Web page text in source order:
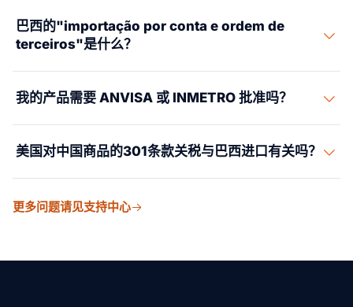
理进口）模式——由持牌巴西进口商代表外国买方行事，
处理所有税费缴纳和海关申报。当此模式符合您的需求
册进口商。税务责任经由注册进口商承担，这涉及法律和
成本方面的影响，建议您与巴西贸易律师审查确认。
进口许可证（LI）、申请任何优惠待遇时的原产地证书，
以及巴西进口商有效的 Radar Siscomex 注册。木质包装
场通用商品目录）是8位编码。前6位与 HS（协调制度）
编码一致；后2位是南方共同市场专用编码。要找到正确
的 NCM，先确定产品的 HS 6位编码，然后查询
MDIC/SECEX 的 NCM 表获取南方共同市场扩展位。实质
灰色通道查验、罚款和扣押。我们建议在首次发货前咨询
巴西的"importação por conta e ordem de
terceiros"是什么？
进口）是巴西海关法下的一种合法模式，由注册进口商
（贸易公司）代表实际买方行事。买方支付货款和费用；
注册进口商以其自身 CNPJ 办理 DI 申报、缴税和清关。DI
上显示注册进口商的名称，但所有经济利益归属于买方。
该模式使没有 Radar 的外国卖方或公司能够通过合规的本
地合作伙伴向巴西进口。Suaid Global 可为此目的为进口
我的产品需要 ANVISA 或 INMETRO 批准吗？
药品和某些食品需要 ANVISA 批准（卫生部门的进口许可
证）。电子产品、电器、玩具和受安全监管的产品需要
农业投入品、动物饲料和植物产品需要 MAPA 批准。
Não-Automático）上的产品签发一般进口许可证。这些批
美国对中国商品的301条款关税与巴西进口有关吗？
与边境保护局对进入美国的中国原产货物征收。它对进入
更多问题请见支持中心